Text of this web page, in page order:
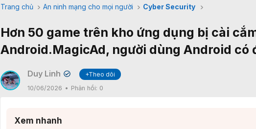
Trang chủ An ninh mạng cho mọi người Cyber Security
Hơn 50 game trên kho ứng dụng bị cài
Android.MagicAd, người dùng Android có
Duy Linh ✔
+Theo dõi
10/06/2026
Phản hồi: 0
Xem nhanh